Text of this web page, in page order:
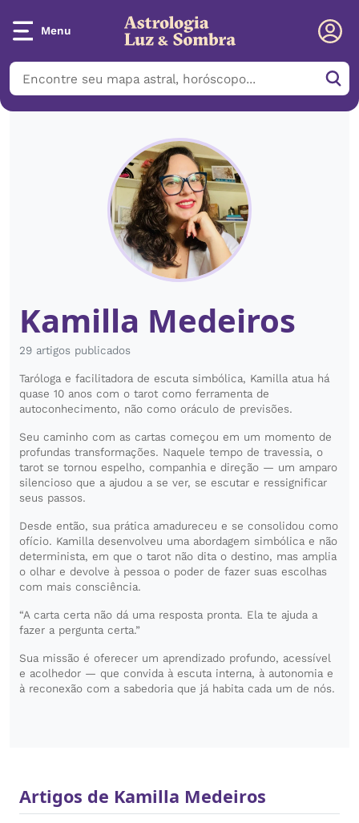
Menu
Kamilla Medeiros
29 artigos publicados
Taróloga e facilitadora de escuta simbólica, Kamilla atua há
quase 10 anos com o tarot como ferramenta de
autoconhecimento, não como oráculo de previsões.
Seu caminho com as cartas começou em um momento de
profundas transformações. Naquele tempo de travessia, o
tarot se tornou espelho, companhia e direção — um amparo
silencioso que a ajudou a se ver, se escutar e ressignificar
seus passos.
Desde então, sua prática amadureceu e se consolidou como
ofício. Kamilla desenvolveu uma abordagem simbólica e não
determinista, em que o tarot não dita o destino, mas amplia
o olhar e devolve à pessoa o poder de fazer suas escolhas
com mais consciência.
“A carta certa não dá uma resposta pronta. Ela te ajuda a
fazer a pergunta certa.”
Sua missão é oferecer um aprendizado profundo, acessível
e acolhedor — que convida à escuta interna, à autonomia e
à reconexão com a sabedoria que já habita cada um de nós.
Artigos de Kamilla Medeiros